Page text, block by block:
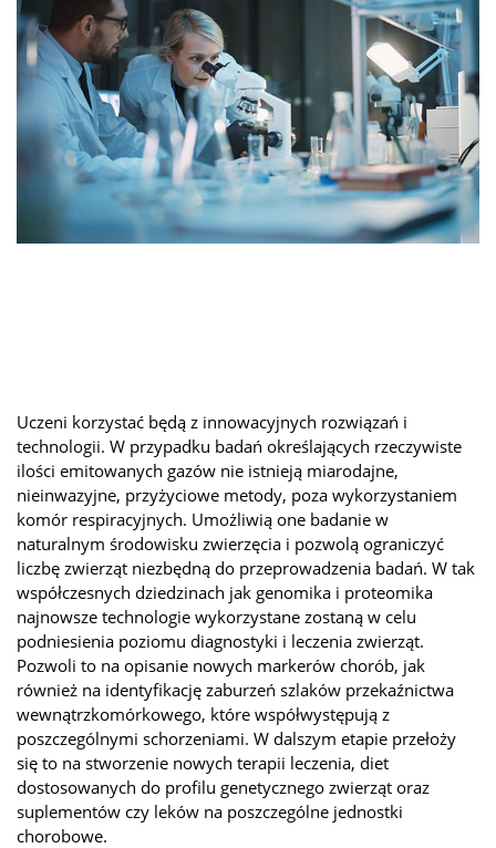
Uczeni korzystać będą z innowacyjnych rozwiązań i
technologii. W przypadku badań określających rzeczywiste
ilości emitowanych gazów nie istnieją miarodajne,
nieinwazyjne, przyżyciowe metody, poza wykorzystaniem
komór respiracyjnych. Umożliwią one badanie w
naturalnym środowisku zwierzęcia i pozwolą ograniczyć
liczbę zwierząt niezbędną do przeprowadzenia badań. W tak
współczesnych dziedzinach jak genomika i proteomika
najnowsze technologie wykorzystane zostaną w celu
podniesienia poziomu diagnostyki i leczenia zwierząt.
Pozwoli to na opisanie nowych markerów chorób, jak
również na identyfikację zaburzeń szlaków przekaźnictwa
wewnątrzkomórkowego, które współwystępują z
poszczególnymi schorzeniami. W dalszym etapie przełoży
się to na stworzenie nowych terapii leczenia, diet
dostosowanych do profilu genetycznego zwierząt oraz
suplementów czy leków na poszczególne jednostki
chorobowe.